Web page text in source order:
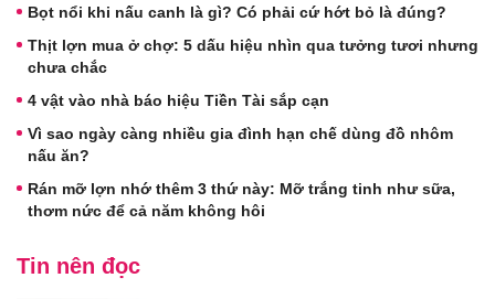
Bọt nổi khi nấu canh là gì? Có phải cứ hớt bỏ là đúng?
Thịt lợn mua ở chợ: 5 dấu hiệu nhìn qua tưởng tươi nhưng
chưa chắc
4 vật vào nhà báo hiệu Tiền Tài sắp cạn
Vì sao ngày càng nhiều gia đình hạn chế dùng đồ nhôm
nấu ăn?
Rán mỡ lợn nhớ thêm 3 thứ này: Mỡ trắng tinh như sữa,
thơm nức để cả năm không hôi
Tin nên đọc